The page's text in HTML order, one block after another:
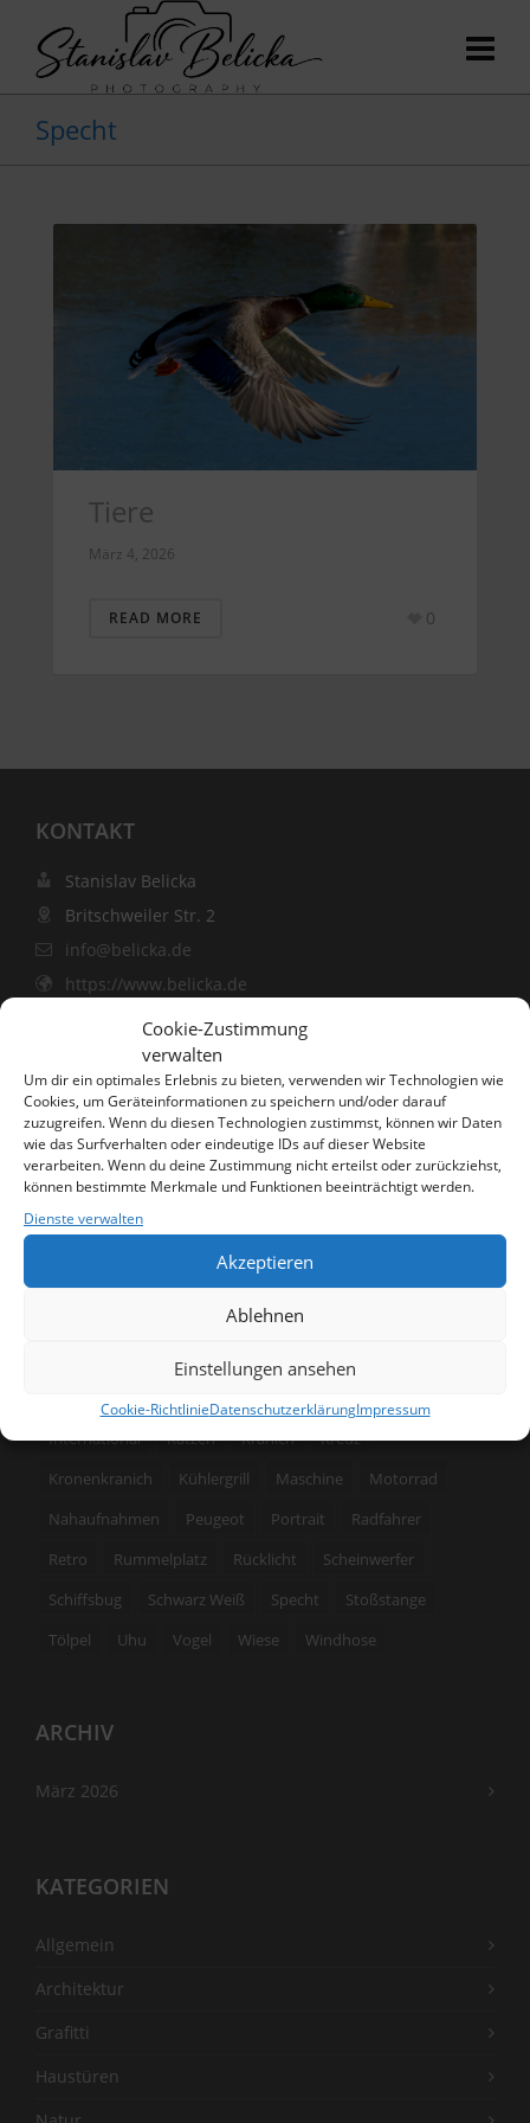
Cookie-Zustimmung
verwalten
Um dir ein optimales Erlebnis zu bieten, verwenden wir Technologien wie
Cookies, um Geräteinformationen zu speichern und/oder darauf
zuzugreifen. Wenn du diesen Technologien zustimmst, können wir Daten
wie das Surfverhalten oder eindeutige IDs auf dieser Website
verarbeiten. Wenn du deine Zustimmung nicht erteilst oder zurückziehst,
können bestimmte Merkmale und Funktionen beeinträchtigt werden.
Dienste verwalten
Akzeptieren
Ablehnen
Einstellungen ansehen
Cookie-RichtlinieDatenschutzerklärungImpressum
Specht
Tiere
März 4, 2026
READ MORE 0
KONTAKT
Stanislav Belicka
Britschweiler Str. 2
info@belicka.de
https://www.belicka.de
SUCHEN
SCHLAGWÖRTER
Akt
Bussard Cadillac
Fischmarkt
International
Katzen Kranich
Kreuz
Kronenkranich
Kühlergrill Maschine
Motorrad
Nahaufnahmen
Peugeot Portrait
Radfahrer
Retro
Rummelplatz Rücklicht
Scheinwerfer
Schiffsbug
Schwarz Weiß Specht
Stoßstange
Tölpel
Uhu Vogel Wiese Windhose
ARCHIV
März 2026
KATEGORIEN
Allgemein
Architektur
Grafitti
Haustüren